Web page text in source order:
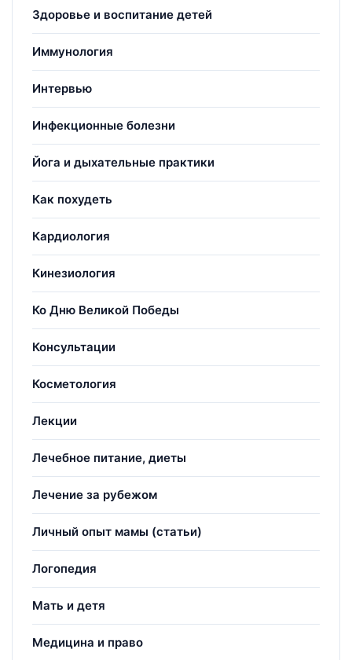
Здоровье и воспитание детей
Иммунология
Интервью
Инфекционные болезни
Йога и дыхательные практики
Как похудеть
Кардиология
Кинезиология
Ко Дню Великой Победы
Консультации
Косметология
Лекции
Лечебное питание, диеты
Лечение за рубежом
Личный опыт мамы (статьи)
Логопедия
Мать и детя
Медицина и право